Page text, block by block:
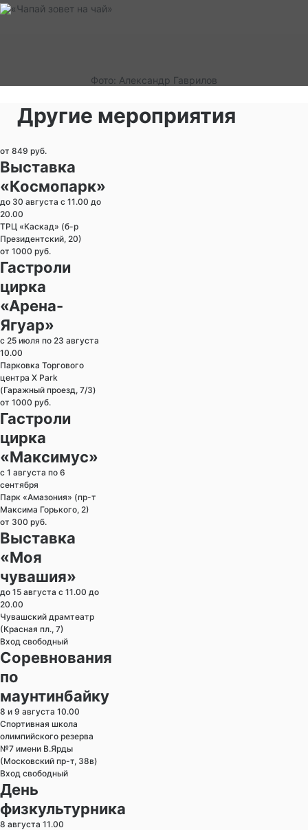
Фото: Александр Гаврилов
Другие мероприятия
от 849 руб.
Выставка
«Космопарк»
до 30 августа с 11.00 до
20.00
ТРЦ «Каскад» (б-р
Президентский, 20)
от 1000 руб.
Гастроли
цирка
«Арена-
Ягуар»
с 25 июля по 23 августа
10.00
Парковка Торгового
центра X Park
(Гаражный проезд, 7/3)
от 1000 руб.
Гастроли
цирка
«Максимус»
с 1 августа по 6
сентября
Парк «Амазония» (пр-т
Максима Горького, 2)
от 300 руб.
Выставка
«Моя
чувашия»
до 15 августа с 11.00 до
20.00
Чувашский драмтеатр
(Красная пл., 7)
Вход свободный
Соревнования
по
маунтинбайку
8 и 9 августа 10.00
Спортивная школа
олимпийского резерва
№7 имени В.Ярды
(Московский пр-т, 38в)
Вход свободный
День
физкультурника
8 августа 11.00